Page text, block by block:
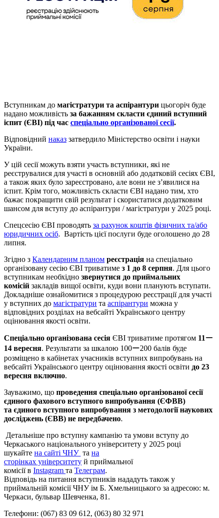
Вступникам до магістратури та аспірантури цьогоріч буде
надано можливість за бажанням скласти єдиний вступний
іспит (ЄВІ) під час спеціально організованої сесії.
Відповідний наказ затвердило Міністерство освіти і науки
України.
У цій сесії можуть взяти участь вступники, які не
реєструвалися для участі в основній або додатковій сесіях ЄВІ,
а також яких було зареєстровано, але вони не з’явилися на
іспит. Крім того, можливість скласти ЄВІ надано тим, хто
бажає покращити свій результат і скористатися додатковим
шансом для вступу до аспірантури / магістратури у 2025 році.
Спецсесію ЄВІ проводять за рахунок коштів фізичних та/або
юридичних осіб. Вартість цієї послуги буде оголошено до 28
липня.
Згідно з Календарним планом реєстрація на спеціально
організовану сесію ЄВІ триватиме з 1 до 8 серпня. Для цього
вступникам необхідно звернутися до приймальних
комісій закладів вищої освіти, куди вони планують вступати.
Докладніше ознайомитися з процедурою реєстрації для участі
у вступних до магістратури та аспірантури можна у
відповідних розділах на вебсайті Українського центру
оцінювання якості освіти.
Спеціально організована сесія ЄВІ триватиме протягом 11ー
14 вересня. Результати за шкалою 100ー200 балів буде
розміщено в кабінетах учасників вступних випробувань на
вебсайті Українського центру оцінювання якості освіти до 23
вересня включно.
Зауважимо, що проведення спеціально організованої сесії
єдиного фахового вступного випробування (ЄФВВ)
та єдиного вступного випробування з методології наукових
досліджень (ЄВВ) не передбачено.
Детальніше про вступну кампанію та умови вступу до
Черкаського національного університету у 2025 році
шукайте на сайті ЧНУ та на
сторінках університету й приймальної
комісії в Іnstagram та Телеграм.
Відповідь на питання вступників нададуть також у
приймальній комісії ЧНУ ім Б. Хмельницького за адресою: м.
Черкаси, бульвар Шевченка, 81.
Телефони: (067) 83 09 612, (063) 80 32 971